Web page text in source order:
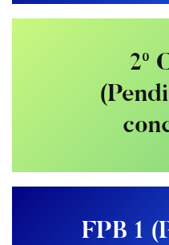
2º
FPB 1